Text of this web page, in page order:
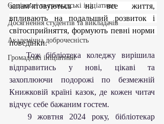
Соціальні та громадські ініціативи
Досягнення студентів та викладачів
Академічна доброчесність
Громадські ініціативи
запам’ятовуються на все життя,
впливають на подальший розвиток і
світосприйняття, формують певні норми
поведінки.
Тож бібліотека коледжу вирішила
відправитись у нові, цікаві та
захоплюючи подорожі по безмежній
Книжковій країні казок, де кожен читач
відчує себе бажаним гостем.
9 жовтня 2024 року, бібліотекар